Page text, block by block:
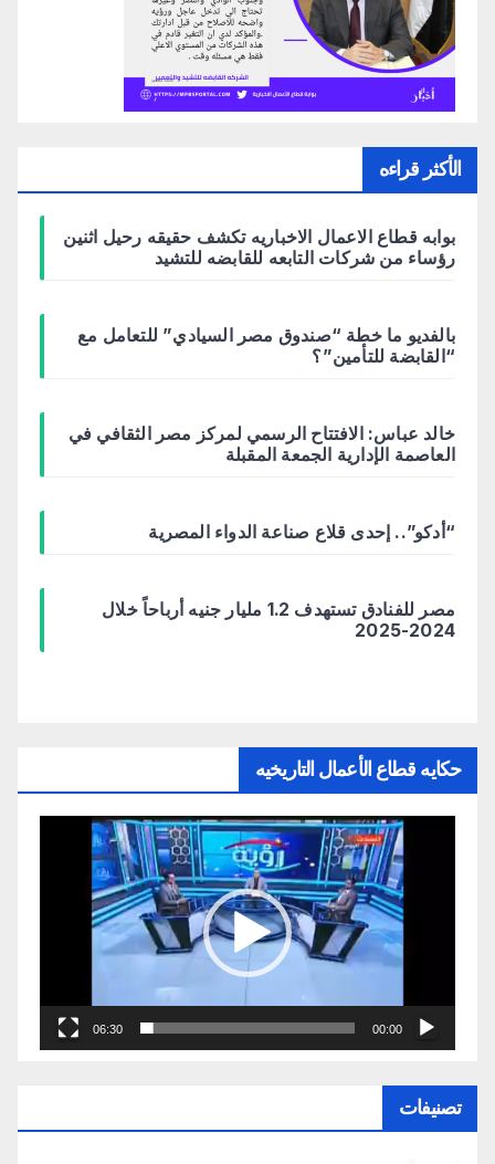
الأكثر قراءه
بوابه قطاع الاعمال الاخباريه تكشف حقيقه رحيل اثنين
رؤساء من شركات التابعه للقابضه للتشيد
بالفديو ما خطة “صندوق مصر السيادي” للتعامل مع
“القابضة للتأمين”؟
خالد عباس: الافتتاح الرسمي لمركز مصر الثقافي في
العاصمة الإدارية الجمعة المقبلة
“أدكو”.. إحدى قلاع صناعة الدواء المصرية
مصر للفنادق تستهدف 1.2 مليار جنيه أرباحاً خلال
2024-2025
حكايه قطاع الأعمال التاريخيه
00:00
06:30
تصنيفات